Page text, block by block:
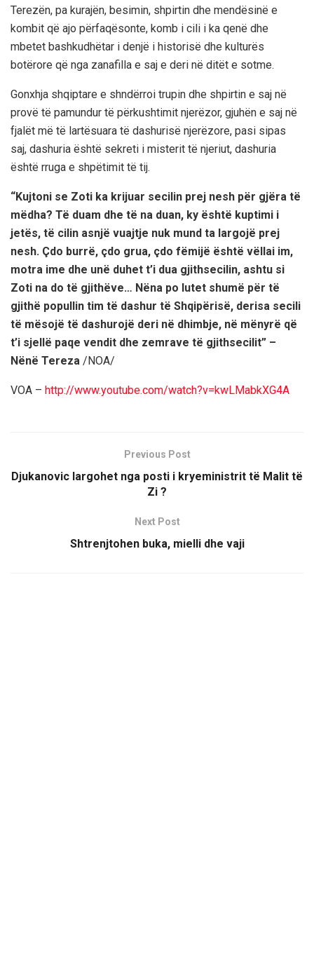
Terezën, pa kurajën, besimin, shpirtin dhe mendësinë e
kombit që ajo përfaqësonte, komb i cili i ka qenë dhe
mbetet bashkudhëtar i denjë i historisë dhe kulturës
botërore që nga zanafilla e saj e deri në ditët e sotme.
Gonxhja shqiptare e shndërroi trupin dhe shpirtin e saj në
provë të pamundur të përkushtimit njerëzor, gjuhën e saj në
fjalët më të lartësuara të dashurisë njerëzore, pasi sipas
saj, dashuria është sekreti i misterit të njeriut, dashuria
është rruga e shpëtimit të tij.
“Kujtoni se Zoti ka krijuar secilin prej nesh për gjëra të
mëdha? Të duam dhe të na duan, ky është kuptimi i
jetës, të cilin asnjë vuajtje nuk mund ta largojë prej
nesh. Çdo burrë, çdo grua, çdo fëmijë është vëllai im,
motra ime dhe unë duhet t’i dua gjithsecilin, ashtu si
Zoti na do të gjithëve… Nëna po lutet shumë për të
gjithë popullin tim të dashur të Shqipërisë, derisa secili
të mësojë të dashurojë deri në dhimbje, në mënyrë që
t’i sjellë paqe vendit dhe zemrave të gjithsecilit” –
Nënë Tereza /NOA/
VOA – http://www.youtube.com/watch?v=kwLMabkXG4A
Previous Post
Djukanovic largohet nga posti i kryeministrit të Malit të
Zi ?
Next Post
Shtrenjtohen buka, mielli dhe vaji